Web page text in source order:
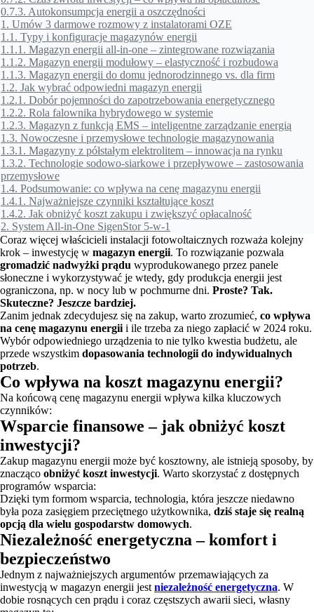
0.7.3. Autokonsumpcja energii a oszczędności
1. Umów 3 darmowe rozmowy z instalatorami OZE
1.1. Typy i konfiguracje magazynów energii
1.1.1. Magazyn energii all-in-one – zintegrowane rozwiązania
1.1.2. Magazyn energii modułowy – elastyczność i rozbudowa
1.1.3. Magazyn energii do domu jednorodzinnego vs. dla firm
1.2. Jak wybrać odpowiedni magazyn energii
1.2.1. Dobór pojemności do zapotrzebowania energetycznego
1.2.2. Rola falownika hybrydowego w systemie
1.2.3. Magazyn z funkcją EMS – inteligentne zarządzanie energią
1.3. Nowoczesne i przemysłowe technologie magazynowania
1.3.1. Magazyny z półstałym elektrolitem – innowacja na rynku
1.3.2. Technologie sodowo-siarkowe i przepływowe – zastosowania
przemysłowe
1.4. Podsumowanie: co wpływa na cenę magazynu energii
1.4.1. Najważniejsze czynniki kształtujące koszt
1.4.2. Jak obniżyć koszt zakupu i zwiększyć opłacalność
2. System All-in-One SigenStor 5-w-1
Coraz więcej właścicieli instalacji fotowoltaicznych rozważa kolejny
krok – inwestycję w magazyn energii. To rozwiązanie pozwala
gromadzić nadwyżki prądu wyprodukowanego przez panele
słoneczne i wykorzystywać je wtedy, gdy produkcja energii jest
ograniczona, np. w nocy lub w pochmurne dni. Proste? Tak.
Skuteczne? Jeszcze bardziej.
Zanim jednak zdecydujesz się na zakup, warto zrozumieć, co wpływa
na cenę magazynu energii i ile trzeba za niego zapłacić w 2024 roku.
Wybór odpowiedniego urządzenia to nie tylko kwestia budżetu, ale
przede wszystkim dopasowania technologii do indywidualnych
potrzeb.
Co wpływa na koszt magazynu energii?
Na końcową cenę magazynu energii wpływa kilka kluczowych
czynników:
Wsparcie finansowe – jak obniżyć koszt
inwestycji?
Zakup magazynu energii może być kosztowny, ale istnieją sposoby, by
znacząco obniżyć koszt inwestycji. Warto skorzystać z dostępnych
programów wsparcia:
Dzięki tym formom wsparcia, technologia, która jeszcze niedawno
była poza zasięgiem przeciętnego użytkownika, dziś staje się realną
opcją dla wielu gospodarstw domowych.
Niezależność energetyczna – komfort i
bezpieczeństwo
Jednym z najważniejszych argumentów przemawiających za
inwestycją w magazyn energii jest niezależność energetyczna. W
dobie rosnących cen prądu i coraz częstszych awarii sieci, własny